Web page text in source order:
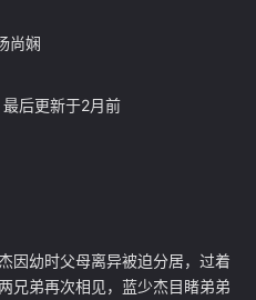
尚娴
后更新于2月前
因幼时父母离异被迫分居，过着
兄弟再次相见，蓝少杰目睹弟弟